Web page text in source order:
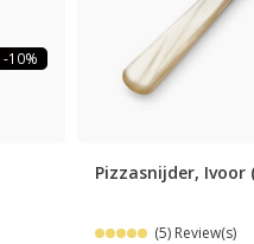
-10%
Pizzasnijder, Ivoor
(5) Review(s)